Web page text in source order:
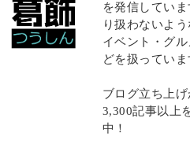
を発信してい
り扱わないよ
イベント・グ
どを扱っていま
ブログ立ち上
3,300記事以上
中！